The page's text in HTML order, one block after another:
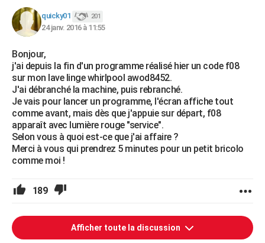
quicky01 201
24 janv. 2016 à 11:55
Bonjour,
j'ai depuis la fin d'un programme réalisé hier un code f08
sur mon lave linge whirlpool awod8452.
J'ai débranché la machine, puis rebranché.
Je vais pour lancer un programme, l'écran affiche tout
comme avant, mais dès que j'appuie sur départ, f08
apparaît avec lumière rouge "service".
Selon vous à quoi est-ce que j'ai affaire ?
Merci à vous qui prendrez 5 minutes pour un petit bricolo
comme moi !
189
Afficher toute la discussion